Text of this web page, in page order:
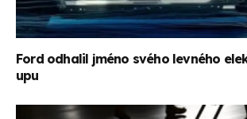
Ford odhalil jméno svého levného
upu